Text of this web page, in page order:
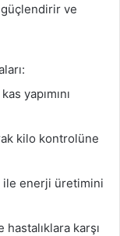
güçlendirir ve
yapımını
kilo kontrolüne
ile enerji üretimini
hastalıklara karşı